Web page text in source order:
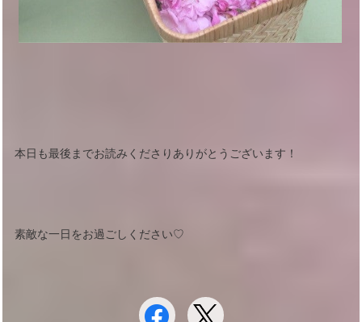
本日も最後までお読みくださりありがとうございます！
素敵な一日をお過ごしください♡